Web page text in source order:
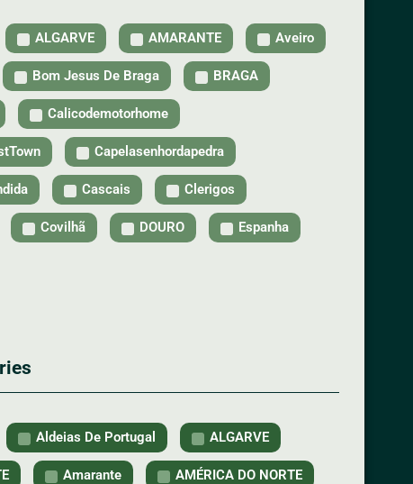
ALGARVE AMARANTE Aveiro
Bom Jesus De Braga BRAGA
Calicodemotorhome
Capelasenhordapedra
Cascais Clerigos
Covilhã DOURO Espanha
Aldeias De Portugal ALGARVE
Amarante AMÉRICA DO NORTE